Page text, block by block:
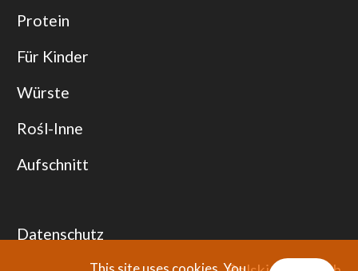
Protein
Für Kinder
Würste
Rośl-Inne
Aufschnitt
Datenschutz